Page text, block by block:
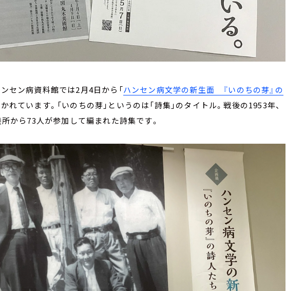
セン病資料館では2月4日から「ハンセン病文学の新生面 『いのちの芽』の
れています。「いのちの芽」というのは「詩集」のタイトル。戦後の1953年、
から73人が参加して編まれた詩集です。